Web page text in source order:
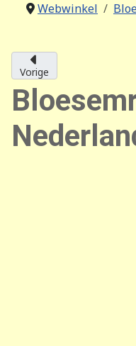
Webwinkel
Vorige